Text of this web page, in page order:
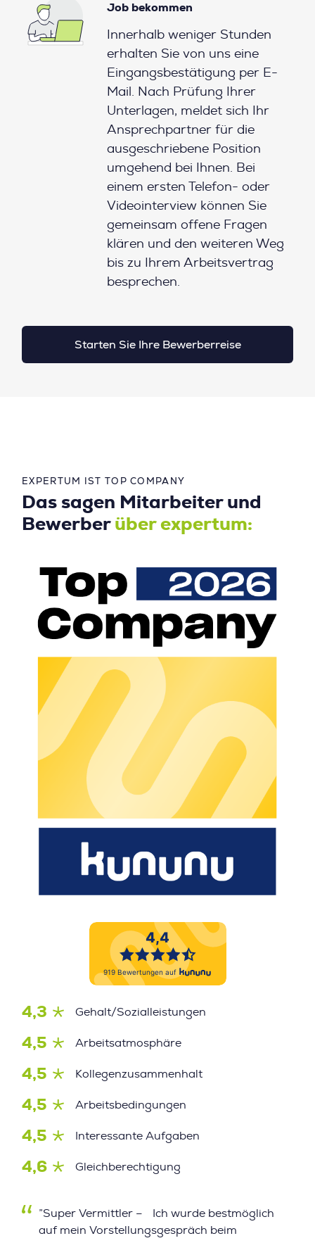
Job bekommen
Innerhalb weniger Stunden
erhalten Sie von uns eine
Eingangsbestätigung per E-
Mail. Nach Prüfung Ihrer
Unterlagen, meldet sich Ihr
Ansprechpartner für die
ausgeschriebene Position
umgehend bei Ihnen. Bei
einem ersten Telefon- oder
Videointerview können Sie
gemeinsam offene Fragen
klären und den weiteren Weg
bis zu Ihrem Arbeitsvertrag
besprechen.
Starten Sie Ihre Bewerberreise
EXPERTUM IST TOP COMPANY
Das sagen Mitarbeiter und
Bewerber über expertum:
4,3 Gehalt/Sozialleistungen
4,5 Arbeitsatmosphäre
4,5 Kollegenzusammenhalt
4,5 Arbeitsbedingungen
4,5 Interessante Aufgaben
4,6 Gleichberechtigung
”Super Vermittler – Ich wurde bestmöglich
auf mein Vorstellungsgespräch beim